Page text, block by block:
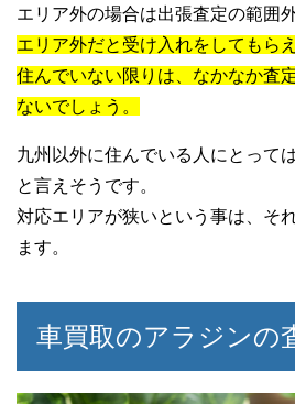
エリア外の場合は出張査定の範囲
エリア外だと受け入れをしてもら
住んでいない限りは、なかなか査
ないでしょう。
九州以外に住んでいる人にとって
と言えそうです。
対応エリアが狭いという事は、そ
ます。
車買取のアラジンの